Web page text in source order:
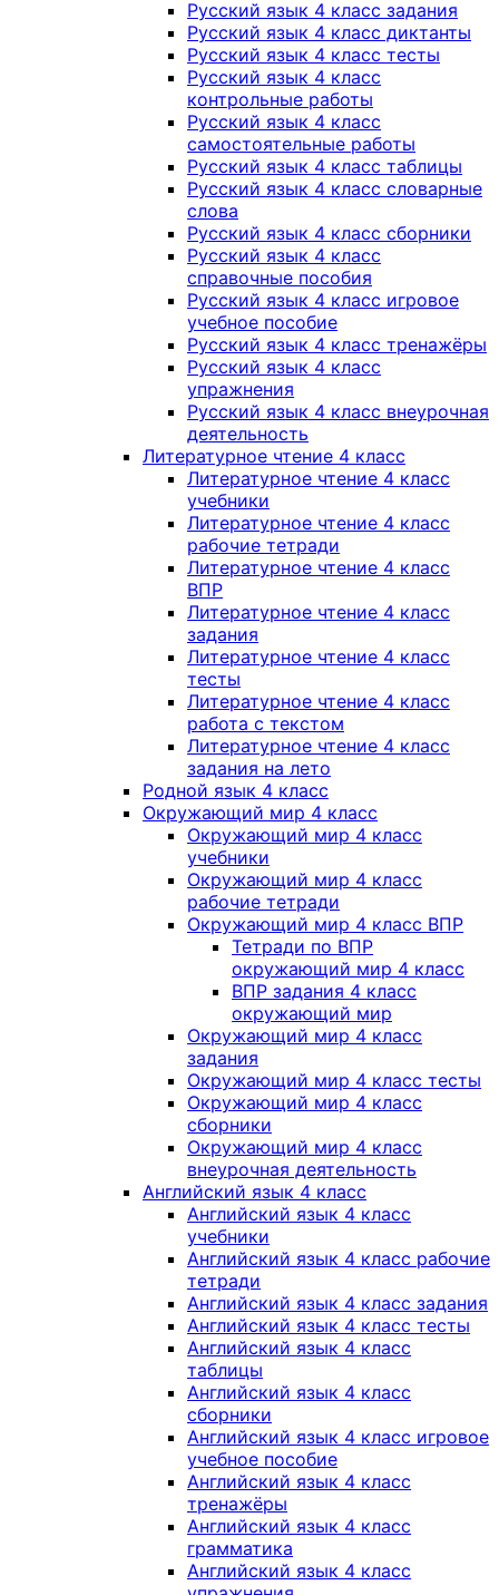
Русский язык 4 класс задания
Русский язык 4 класс диктанты
Русский язык 4 класс тесты
Русский язык 4 класс
контрольные работы
Русский язык 4 класс
самостоятельные работы
Русский язык 4 класс таблицы
Русский язык 4 класс словарные
слова
Русский язык 4 класс сборники
Русский язык 4 класс
справочные пособия
Русский язык 4 класс игровое
учебное пособие
Русский язык 4 класс тренажёры
Русский язык 4 класс
упражнения
Русский язык 4 класс внеурочная
деятельность
Литературное чтение 4 класс
Литературное чтение 4 класс
учебники
Литературное чтение 4 класс
рабочие тетради
Литературное чтение 4 класс
ВПР
Литературное чтение 4 класс
задания
Литературное чтение 4 класс
тесты
Литературное чтение 4 класс
работа с текстом
Литературное чтение 4 класс
задания на лето
Родной язык 4 класс
Окружающий мир 4 класс
Окружающий мир 4 класс
учебники
Окружающий мир 4 класс
рабочие тетради
Окружающий мир 4 класс ВПР
Тетради по ВПР
окружающий мир 4 класс
ВПР задания 4 класс
окружающий мир
Окружающий мир 4 класс
задания
Окружающий мир 4 класс тесты
Окружающий мир 4 класс
сборники
Окружающий мир 4 класс
внеурочная деятельность
Английский язык 4 класс
Английский язык 4 класс
учебники
Английский язык 4 класс рабочие
тетради
Английский язык 4 класс задания
Английский язык 4 класс тесты
Английский язык 4 класс
таблицы
Английский язык 4 класс
сборники
Английский язык 4 класс игровое
учебное пособие
Английский язык 4 класс
тренажёры
Английский язык 4 класс
грамматика
Английский язык 4 класс